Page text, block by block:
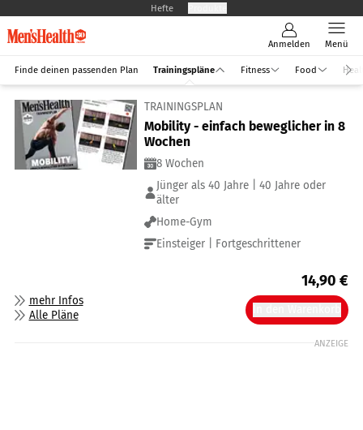
Hefte
Anmelden Menü
Finde deinen passenden Plan Trainingspläne Fitness Food
TRAININGSPLAN
Mobility - einfach beweglicher in 8
Wochen
8 Wochen
Jünger als 40 Jahre | 40 Jahre oder
älter
Home-Gym
Einsteiger | Fortgeschrittener
mehr Infos
Alle Pläne
14,90 €
ANZEIGE